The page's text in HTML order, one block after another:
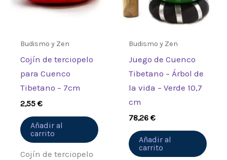
Budismo y Zen
Cojín de terciopelo
para Cuenco
Tibetano – 7cm
2,55€
Añadir al
carrito
Cojín de terciopelo
Budismo y Zen
Juego de Cuenco
Tibetano – Árbol de
la vida – Verde 10,7
cm
78,26€
Añadir al
carrito